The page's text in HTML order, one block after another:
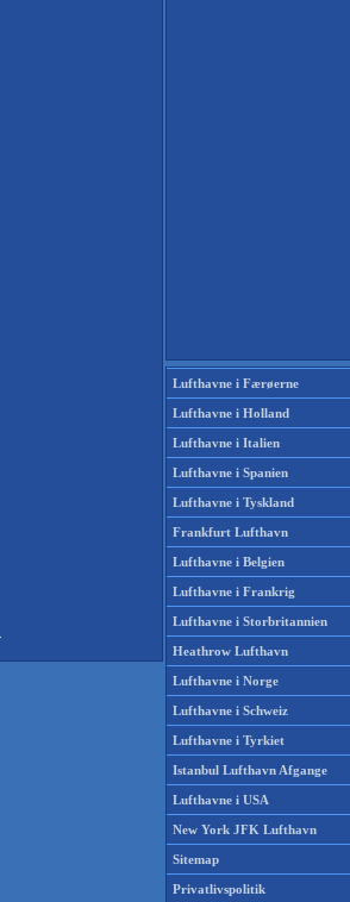
Lufthavne i Færøerne
Lufthavne i Holland
Lufthavne i Italien
Lufthavne i Spanien
Lufthavne i Tyskland
Frankfurt Lufthavn
Lufthavne i Belgien
Lufthavne i Frankrig
Lufthavne i Storbritannien
Heathrow Lufthavn
Lufthavne i Norge
Lufthavne i Schweiz
Lufthavne i Tyrkiet
Istanbul Lufthavn Afgange
Lufthavne i USA
New York JFK Lufthavn
Sitemap
Privatlivspolitik